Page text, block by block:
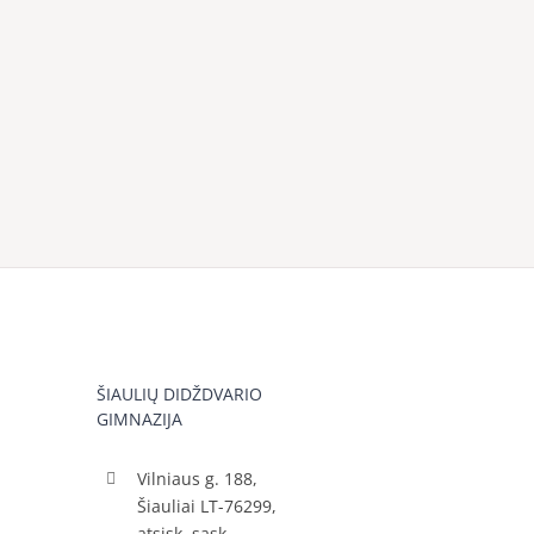
ŠIAULIŲ DIDŽDVARIO
GIMNAZIJA
Vilniaus g. 188,
Šiauliai LT-76299,